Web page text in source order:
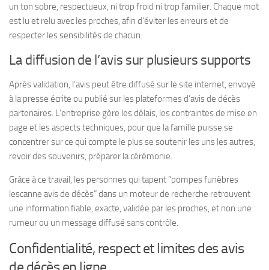
un ton sobre, respectueux, ni trop froid ni trop familier. Chaque mot
est lu et relu avec les proches, afin d’éviter les erreurs et de
respecter les sensibilités de chacun.
La diffusion de l’avis sur plusieurs supports
Après validation, l’avis peut être diffusé sur le site internet, envoyé
à la presse écrite ou publié sur les plateformes d’avis de décès
partenaires. L’entreprise gère les délais, les contraintes de mise en
page et les aspects techniques, pour que la famille puisse se
concentrer sur ce qui compte le plus se soutenir les uns les autres,
revoir des souvenirs, préparer la cérémonie.
Grâce à ce travail, les personnes qui tapent “pompes funèbres
lescanne avis de décès” dans un moteur de recherche retrouvent
une information fiable, exacte, validée par les proches, et non une
rumeur ou un message diffusé sans contrôle.
Confidentialité, respect et limites des avis
de décès en ligne